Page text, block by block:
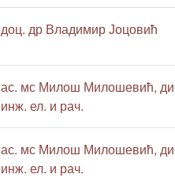
доц. др Владимир Јоцовић
ас. мс Милош Милошевић,
инж. ел. и рач.
ас. мс Милош Милошевић,
инж. ел. и рач.